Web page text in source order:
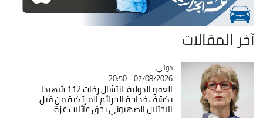
آخر المقالات
Catégorie
دولي
07/08/2026 - 20:50
العفو الدولية: انتشال رفات 112 شهيدا
يكشف فداحة الجرائم المرتكبة من قبل
الاحتلال الصهيوني بحق عائلات غزة